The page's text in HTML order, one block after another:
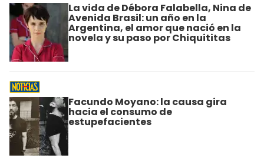
La vida de Débora Falabella, Nina de
Avenida Brasil: un año en la
Argentina, el amor que nació en la
novela y su paso por Chiquititas
Facundo Moyano: la causa gira
hacia el consumo de
estupefacientes